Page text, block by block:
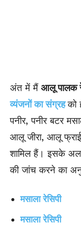
अंत में मैं आलू पालक
व्यंजनों का संग्रहको
पनीर, पनीर बटर
आलू जीरा, आलू
शामिल हैं। इसके
की जांच करने का
मसाला रेसिपी
मसाला रेसिपी